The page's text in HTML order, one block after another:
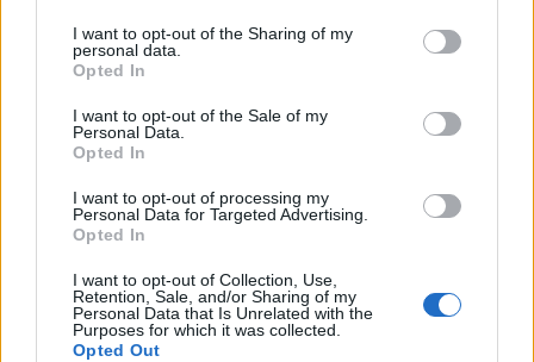
not limited to your visit or usage behaviour. You may click to
grant or deny consent to Google and its third-party tags to
use your data for below specified purposes in below Google
consent section.
I want to opt-out of the Sharing of my
personal data.
Opted In
I want to opt-out of the Sale of my
Personal Data.
Opted In
I want to opt-out of processing my
Personal Data for Targeted Advertising.
Opted In
I want to opt-out of Collection, Use,
Retention, Sale, and/or Sharing of my
Personal Data that Is Unrelated with the
Purposes for which it was collected.
Opted Out
Országos hírek
SZÚNYOGINVÁZIÓ ELKERÜLÉSÉBEN
Túlfogyasztás napja - július 30-ra
felhasználta az emberiség a Föld egész
HIRDETÉS